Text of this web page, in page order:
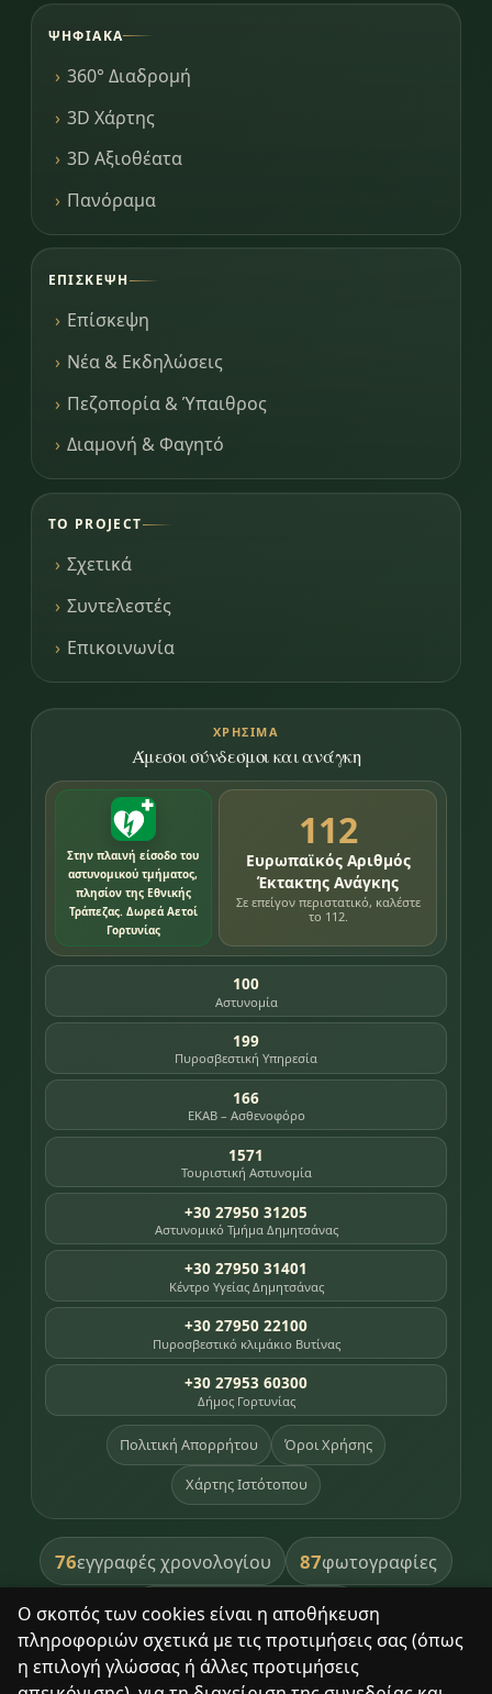
Ο σκοπός των cookies είναι η αποθήκευση
πληροφοριών σχετικά με τις προτιμήσεις σας (όπως
η επιλογή γλώσσας ή άλλες προτιμήσεις
ΨΗΦΙΑΚΆ
360° Διαδρομή
3D Χάρτης
3D Αξιοθέατα
Πανόραμα
ΕΠΊΣΚΕΨΗ
Επίσκεψη
Νέα & Εκδηλώσεις
Πεζοπορία & Ύπαιθρος
Διαμονή & Φαγητό
ΤΟ PROJECT
Σχετικά
Συντελεστές
Επικοινωνία
ΧΡΉΣΙΜΑ
Άμεσοι σύνδεσμοι και ανάγκη
Στην πλαινή είσοδο του
αστυνομικού τμήματος,
πλησίον της Εθνικής
Τράπεζας. Δωρεά Αετοί
Γορτυνίας
112
Ευρωπαϊκός Αριθμός
Έκτακτης Ανάγκης
Σε επείγον περιστατικό, καλέστε
το 112.
100
Αστυνομία
199
Πυροσβεστική Υπηρεσία
166
ΕΚΑΒ – Ασθενοφόρο
1571
Τουριστική Αστυνομία
+30 27950 31205
Αστυνομικό Τμήμα Δημητσάνας
+30 27950 31401
Κέντρο Υγείας Δημητσάνας
+30 27950 22100
Πυροσβεστικό κλιμάκιο Βυτίνας
+30 27953 60300
Δήμος Γορτυνίας
Πολιτική Απορρήτου Όροι Χρήσης
Χάρτης Ιστότοπου
76εγγραφές χρονολογίου 87φωτογραφίες
391βιβλία βιβλιοθήκης
8σημεία κληρονομιάς